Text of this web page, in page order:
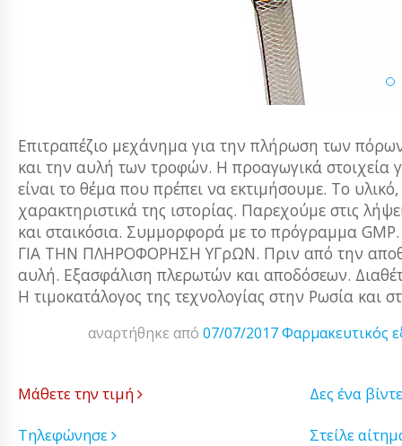
Επιτραπέζιο μεχάνημα για την πλήρωση των
και την αυλή των τροφών. Η προαγωγικά στοιχεία
είναι το θέμα που πρέπει να εκτιμήσουμε. Το
χαρακτηριστικά της ιστορίας. Παρεχούμε στις
και σταικόσια. Συμμορφορά με το πρόγραμμα
ΓΙΑ ΤΗΝ ΠΛΗΡΟΦΟΡΗΣΗ ΥΓρΩΝ. Πριν από την
αυλή. Εξασφάλιση πλερωτών και αποδόσεων.
Η τιμοκατάλογος της τεχνολογίας στην Ρωσία και
αναρτήθηκε από 07/07/2017 Φαρμακευτικός
Μάθετε την τιμή
Δες ένα
Τηλεφώνησε
Στείλε